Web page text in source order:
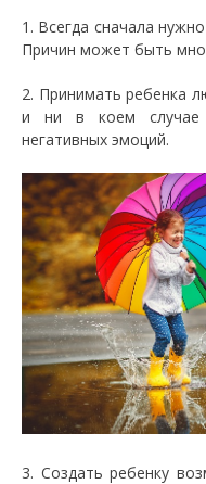
1. Всегда сначала
Причин может быть
2. Принимать ребенка
и ни в коем случае
негативных эмоций.
3. Создать ребенку